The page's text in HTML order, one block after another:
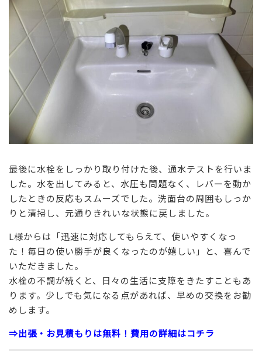
最後に水栓をしっかり取り付けた後、通水テストを行いま
した。水を出してみると、水圧も問題なく、レバーを動か
したときの反応もスムーズでした。洗面台の周囲もしっか
りと清掃し、元通りきれいな状態に戻しました。
L様からは「迅速に対応してもらえて、使いやすくなっ
た！毎日の使い勝手が良くなったのが嬉しい」と、喜んで
いただきました。
水栓の不調が続くと、日々の生活に支障をきたすこともあ
ります。少しでも気になる点があれば、早めの交換をお勧
めします。
⇒出張・お見積もりは無料！費用の詳細はコチラ